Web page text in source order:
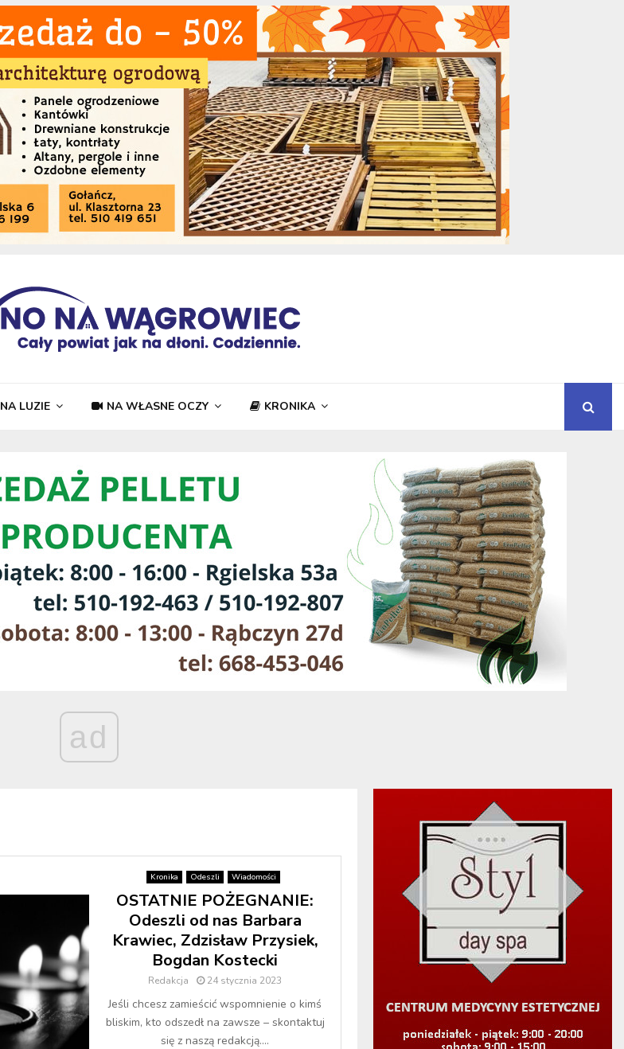
NA LUZIE NA WŁASNE OCZY KRONIKA
ad
Kronika Odeszli Wiadomości
OSTATNIE POŻEGNANIE:
Odeszli od nas Barbara
Krawiec, Zdzisław Przysiek,
Bogdan Kostecki
Redakcja 24 stycznia 2023
Jeśli chcesz zamieścić wspomnienie o kimś
bliskim, kto odszedł na zawsze – skontaktuj
się z naszą redakcją....